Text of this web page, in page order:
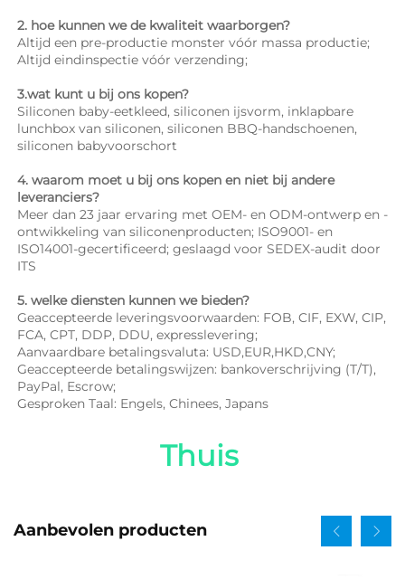
2. hoe kunnen we de kwaliteit waarborgen?
Altijd een pre-productie monster vóór massa productie;
Altijd eindinspectie vóór verzending;
3.wat kunt u bij ons kopen?
Siliconen baby-eetkleed, siliconen ijsvorm, inklapbare
lunchbox van siliconen, siliconen BBQ-handschoenen,
siliconen babyvoorschort
4. waarom moet u bij ons kopen en niet bij andere
leveranciers?
Meer dan 23 jaar ervaring met OEM- en ODM-ontwerp en -
ontwikkeling van siliconenproducten; ISO9001- en
ISO14001-gecertificeerd; geslaagd voor SEDEX-audit door
ITS
5. welke diensten kunnen we bieden?
Geaccepteerde leveringsvoorwaarden: FOB, CIF, EXW, CIP,
FCA, CPT, DDP, DDU, expresslevering;
Aanvaardbare betalingsvaluta: USD,EUR,HKD,CNY;
Geaccepteerde betalingswijzen: bankoverschrijving (T/T),
PayPal, Escrow;
Gesproken Taal: Engels, Chinees, Japans
Thuis
Aanbevolen producten